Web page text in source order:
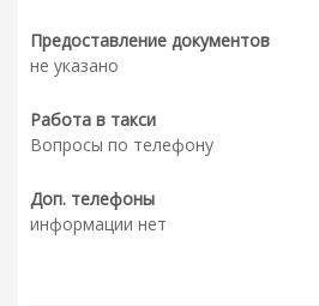
Предоставление документов
не указано
Работа в такси
Вопросы по телефону
Доп. телефоны
информации нет